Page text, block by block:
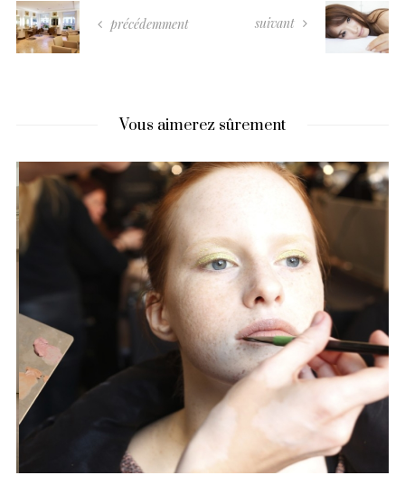
précédemment suivant
Vous aimerez sûrement